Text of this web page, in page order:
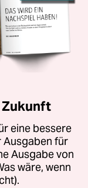
Zukunft
eine bessere
Ausgaben für
Ausgabe von
wäre, wenn